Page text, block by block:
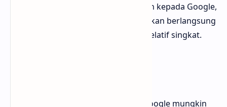
pemilik situs atau melalui permintaan kepada Google,
proses pembaruan hasil pencarian akan berlangsung
secara otomatis dalam waktu yang relatif singkat.
Menghapus artikel dari pencarian Google mungkin